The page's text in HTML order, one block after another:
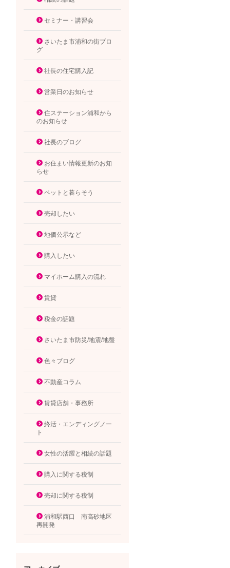
セミナー・講習会
さいたま市浦和の街ブロ
グ
社長の住宅購入記
営業日のお知らせ
住ステーション浦和から
のお知らせ
社長のブログ
お住まい情報更新のお知
らせ
ペットと暮らそう
売却したい
地価公示など
購入したい
マイホーム購入の流れ
賃貸
税金の話題
さいたま市防災/地震/地盤
色々ブログ
不動産コラム
賃貸店舗・事務所
終活・エンディングノー
ト
女性の活躍と相続の話題
購入に関する税制
売却に関する税制
浦和駅西口 南高砂地区
再開発